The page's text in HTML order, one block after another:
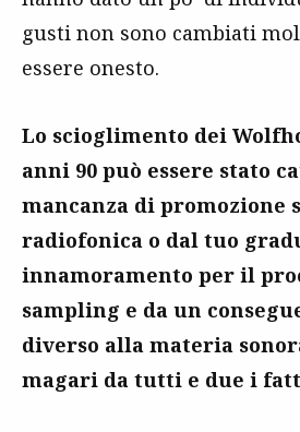
gusti non sono cambiati
essere onesto.
Lo scioglimento dei
anni 90 può essere stato
mancanza di promozione
radiofonica o dal tuo
innamoramento per il
sampling e da un
diverso alla materia
magari da tutti e due i